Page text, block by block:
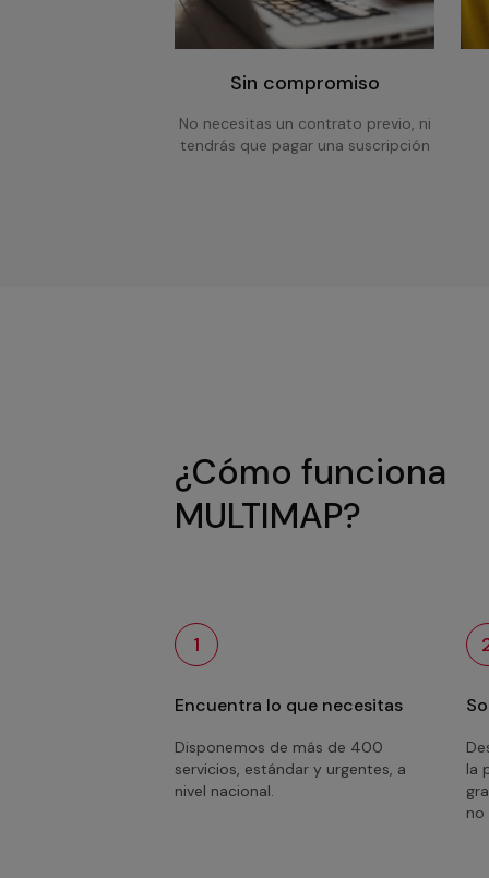
Sin compromiso
No necesitas un contrato previo, ni
tendrás que pagar una suscripción
¿Cómo funciona
MULTIMAP?
1
Encuentra lo que necesitas
Disponemos de más de 400
servicios, estándar y urgentes, a
nivel nacional.
la
no